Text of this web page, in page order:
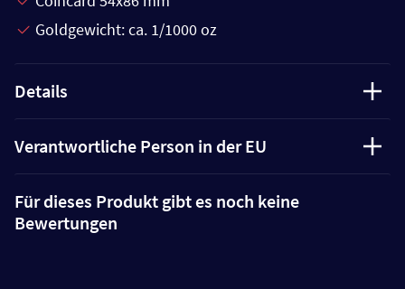
Goldgewicht: ca. 1/1000 oz
Details
Verantwortliche Person in der EU
Für dieses Produkt gibt es noch keine
Bewertungen